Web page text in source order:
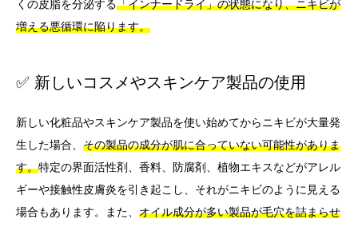
くの皮脂を分泌する「インナードライ」の状態になり、ニキビが
増える悪循環に陥ります。
✅ 新しいコスメやスキンケア製品の使用
新しい化粧品やスキンケア製品を使い始めてからニキビが大量発
生した場合、 その製品の成分が肌に合っていない可能性がありま
す。特定の界面活性剤、香料、防腐剤、植物エキスなどがアレル
ギーや接触性皮膚炎を引き起こし、それがニキビのように見える
場合もあります。また、 オイル成分が多い製品が毛穴を詰まらせ